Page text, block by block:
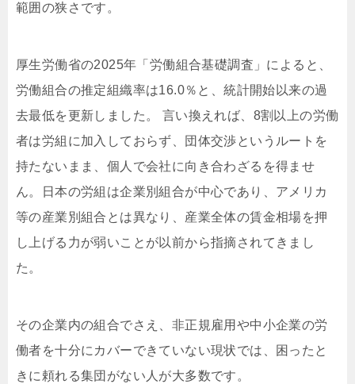
範囲の狭さです。
厚生労働省の2025年「労働組合基礎調査」によると、
労働組合の推定組織率は16.0％と、統計開始以来の過
去最低を更新しました。 言い換えれば、8割以上の労働
者は労組に加入しておらず、団体交渉というルートを
持たないまま、個人で会社に向き合わざるを得ませ
ん。日本の労組は企業別組合が中心であり、アメリカ
等の産業別組合とは異なり、産業全体の賃金相場を押
し上げる力が弱いことが以前から指摘されてきまし
た。
その企業内の組合でさえ、非正規雇用や中小企業の労
働者を十分にカバーできていない現状では、困ったと
きに頼れる集団がない人が大多数です。